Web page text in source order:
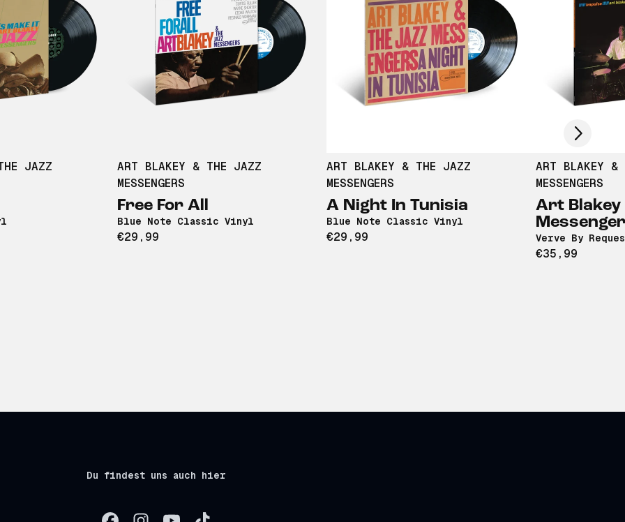
JAZZ
ART BLAKEY & THE JAZZ
MESSENGERS
Free For All
Blue Note Classic Vinyl
€29,99
ART BLAKEY & THE JAZZ
MESSENGERS
A Night In Tunisia
Blue Note Classic Vinyl
€29,99
ART BLAKEY &
MESSENGERS
Art Blakey
Verve By
€35,99
Scroll right
Du findest uns auch hier